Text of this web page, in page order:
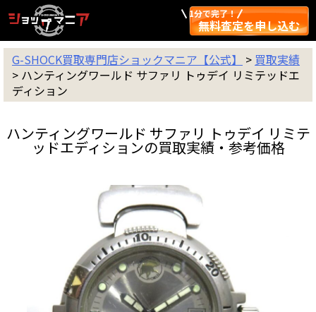
1分で完了！
無料査定を申し込む
G-SHOCK買取専門店ショックマニア【公式】 > 買取実績
> ハンティングワールド サファリ トゥデイ リミテッドエ
ディション
ハンティングワールド サファリ トゥデイ リミテ
ッドエディションの買取実績・参考価格